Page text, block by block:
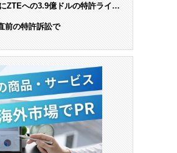
ZTEへの3.9億ドルの特許ライセ
前の特許訴訟で